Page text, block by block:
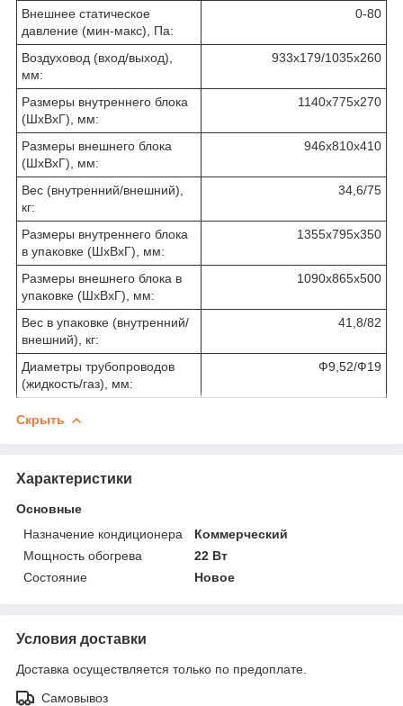
Внешнее статическое
давление (мин-макс), Па:
0-80
Воздуховод (вход/выход),
мм:
933х179/1035х260
Размеры внутреннего блока
(ШхВхГ), мм:
1140х775х270
Размеры внешнего блока
(ШхВхГ), мм:
946х810х410
Вес (внутренний/внешний),
кг:
34,6/75
Размеры внутреннего блока
в упаковке (ШхВхГ), мм:
1355х795х350
Размеры внешнего блока в
упаковке (ШхВхГ), мм:
1090х865х500
Вес в упаковке (внутренний/
внешний), кг:
41,8/82
Диаметры трубопроводов
(жидкость/газ), мм:
Ф9,52/Ф19
Скрыть
Характеристики
Основные
Назначение кондиционера
Коммерческий
Мощность обогрева
22 Вт
Состояние
Новое
Условия доставки
Доставка осуществляется только по предоплате.
Самовывоз